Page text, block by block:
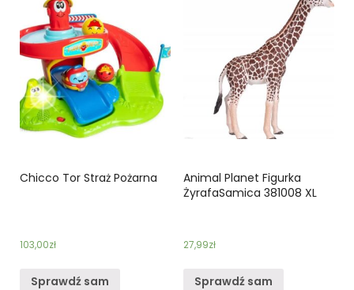
Chicco Tor Straż Pożarna
103,00zł
Sprawdź sam
Animal Planet Figurka
ŻyrafaSamica 381008 XL
27,99zł
Sprawdź sam